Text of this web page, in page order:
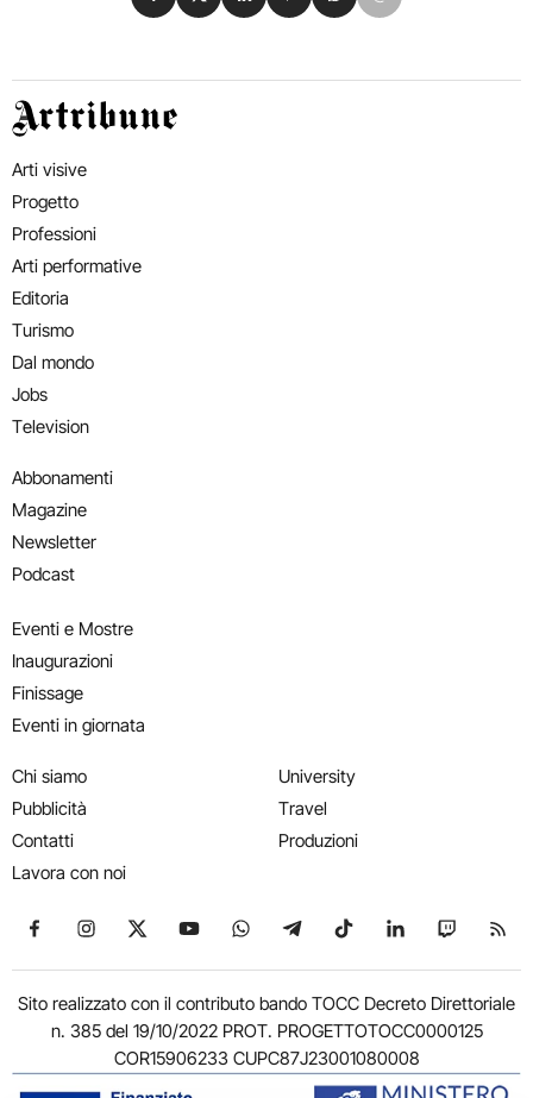
Artribune
Arti visive
Progetto
Professioni
Arti performative
Editoria
Turismo
Dal mondo
Jobs
Television
Abbonamenti
Magazine
Newsletter
Podcast
Eventi e Mostre
Inaugurazioni
Finissage
Eventi in giornata
Chi siamo
Pubblicità
Contatti
Lavora con noi
University
Travel
Produzioni
Seguici su Facebook
Seguici su Instagram
Seguici su X
Seguici su YouTube
Seguici su WhatsApp
Seguici su Telegram
Seguici su TikTok
Seguici su
Seguici
Sito realizzato con il contributo bando TOCC Decreto Direttoriale
n. 385 del 19/10/2022 PROT. PROGETTOTOCC0000125
COR15906233 CUPC87J23001080008